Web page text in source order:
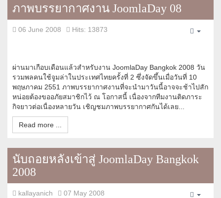
ภาพบรรยากาศงาน JoomlaDay 08
06 June 2008
Hits: 13873
ผ่านมาเกือบเดือนแล้วสำหรับงาน JoomlaDay Bangkok 2008 วัน
รวมพลคนใช้จูมล่าในประเทศไทยครั้งที่ 2 ซึ่งจัดขึ้นเมื่อวันที่ 10
พฤษภาคม 2551 ภาพบรรยากาศงานที่จะนำมาวันนี้อาจจะช้าไปสัก
หน่อยต้องขออภัยสมาชิกไว้ ณ โอกาสนี้ เนื่องจากทีมงานติดภาระ
กิจยาวต่อเนื่องหลายวัน เชิญชมภาพบรรยากาศกันได้เลย...
Read more ...
นับถอยหลังเข้าสู่ JoomlaDay Bangkok
2008
kallayanich
07 May 2008